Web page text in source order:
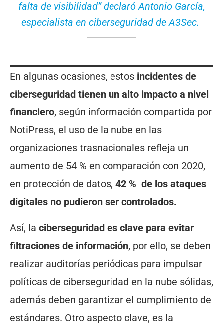
falta de visibilidad” declaró Antonio García,
especialista en ciberseguridad de A3Sec.
En algunas ocasiones, estos incidentes de
ciberseguridad tienen un alto impacto a nivel
financiero, según información compartida por
NotiPress, el uso de la nube en las
organizaciones trasnacionales refleja un
aumento de 54 % en comparación con 2020,
en protección de datos, 42 % de los ataques
digitales no pudieron ser controlados.
Así, la ciberseguridad es clave para evitar
filtraciones de información, por ello, se deben
realizar auditorías periódicas para impulsar
políticas de ciberseguridad en la nube sólidas,
además deben garantizar el cumplimiento de
estándares. Otro aspecto clave, es la